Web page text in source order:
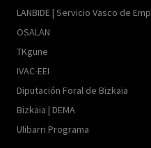
LANBIDE | Servicio Vasco de
OSALAN
TKgune
IVAC-EEI
Diputación Foral de Bizkaia
Bizkaia | DEMA
Ulibarri Programa